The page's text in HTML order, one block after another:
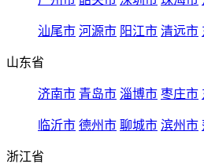
汕尾市 河源市 阳江市 清远市
山东省
济南市 青岛市 淄博市 枣庄市
临沂市 德州市 聊城市 滨州市
浙江省